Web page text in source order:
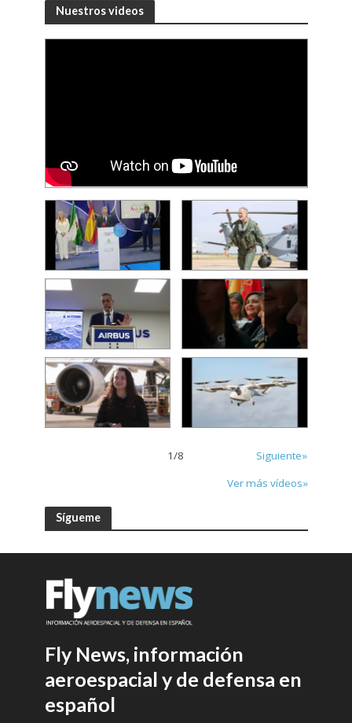
Nuestros videos
1/8
Siguiente»
Ver más vídeos»
Sígueme
Fly News, información
aeroespacial y de defensa en
español